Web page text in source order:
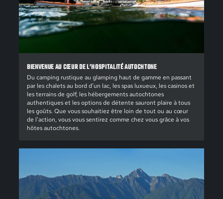
BIENVENUE AU CŒUR DE L’HOSPITALITÉ AUTOCHTONE
Du camping rustique au glamping haut de gamme en passant
par les chalets au bord d’un lac, les spas luxueux, les casinos et
les terrains de golf, les hébergements autochtones
authentiques et les options de détente sauront plaire à tous
les goûts. Que vous souhaitiez être loin de tout ou au cœur
de l'action, vous vous sentirez comme chez vous grâce à vos
hôtes autochtones.